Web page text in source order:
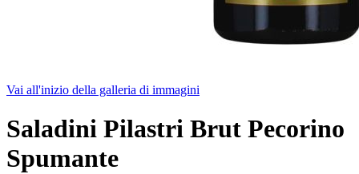
Vai all'inizio della galleria di immagini
Saladini Pilastri Brut Pecorino
Spumante